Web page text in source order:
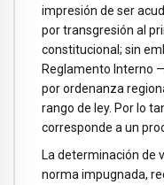
impresión de ser
por transgresión al
constitucional; sin
Reglamento Interno
por ordenanza
rango de ley. Por lo
corresponde a un
La determinación de
norma impugnada,